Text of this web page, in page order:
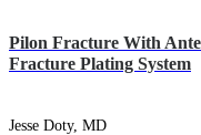
Pilon Fracture With
Fracture Plating System
Jesse Doty, MD